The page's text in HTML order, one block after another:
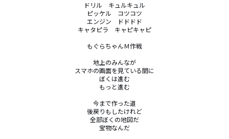
ドリル　キュルキュル
ピッケル　コツコツ
エンジン　ドドドド
キャタピラ　キャピキャピ
もぐらちゃんＭ作戦
地上のみんなが
スマホの画面を見ている間に
ぼくは進む
もっと進む
今まで作った道
後戻りもしたけれど
全部ぼくの地図だ
宝物なんだ